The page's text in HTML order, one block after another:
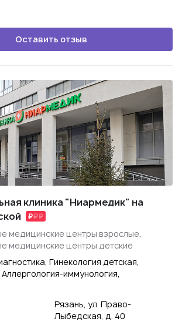
Оставить отзыв
клиника "Ниармедик" на
медицинские центры взрослые,
медицинские центры детские
Гинекология детская,
иммунология,
Рязань, ул. Право-
Лыбедская, д. 40